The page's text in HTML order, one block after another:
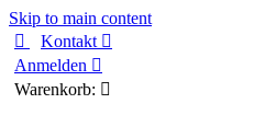
Skip to main content

Kontakt 
Anmelden 
Warenkorb: 